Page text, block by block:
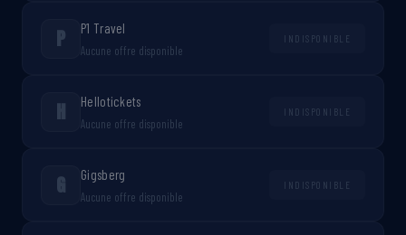
P P1 Travel
Aucune offre disponible
INDISPONIBLE
H Hellotickets
Aucune offre disponible
INDISPONIBLE
G Gigsberg
Aucune offre disponible
INDISPONIBLE